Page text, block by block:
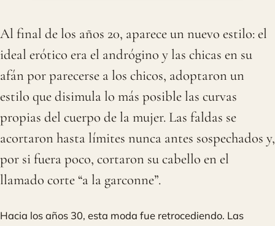
Al final de los años 20, aparece un nuevo estilo: el
ideal erótico era el andrógino y las chicas en su
afán por parecerse a los chicos, adoptaron un
estilo que disimula lo más posible las curvas
propias del cuerpo de la mujer. Las faldas se
acortaron hasta límites nunca antes sospechados y,
por si fuera poco, cortaron su cabello en el
llamado corte “a la garconne”.
Hacia los años 30, esta moda fue retrocediendo. Las